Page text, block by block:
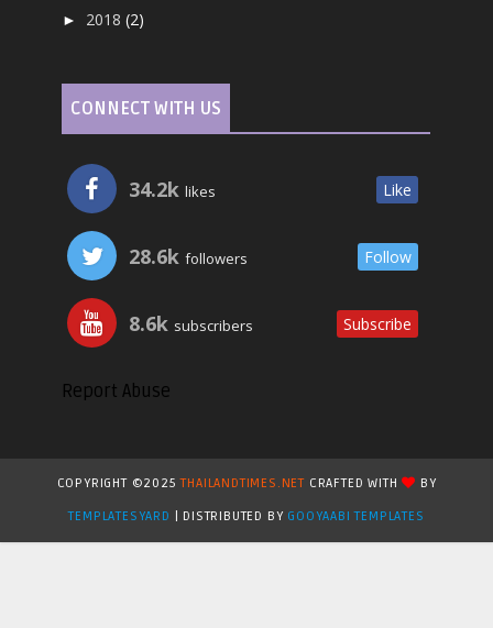
► 2018(2)
CONNECT WITH US
34.2k likes Like
28.6k followers Follow
8.6k subscribers Subscribe
Report Abuse
COPYRIGHT ©2025THAILANDTIMES.NETCRAFTED WITH
BY
TEMPLATESYARD
| DISTRIBUTED BY GOOYAABI TEMPLATES